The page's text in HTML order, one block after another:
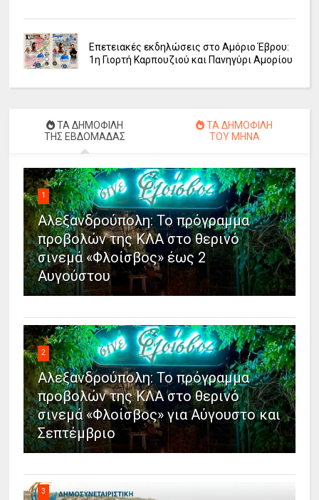
Επετειακές εκδηλώσεις στο Αμόριο Έβρου:
1η Γιορτή Καρπουζιού και Πανηγύρι Αμορίου
ΤΑ ΔΗΜΟΦΙΛΗ
ΤΗΣ ΕΒΔΟΜΑΔΑΣ
ΤΑ ΔΗΜΟΦΙΛΗ
ΤΟΥ ΜΗΝΑ
1
Αλεξανδρούπολη: Το πρόγραμμα
προβολών της ΚΛΑ στο θερινό
σινεμά «Φλοίσβος» έως 2
Αυγούστου
2
Αλεξανδρούπολη: Το πρόγραμμα
προβολών της ΚΛΑ στο θερινό
σινεμά «Φλοίσβος» για Αύγουστο και
Σεπτέμβριο
3